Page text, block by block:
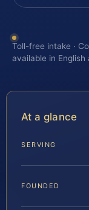
Toll-free intake ·
available in English
At a glance
SERVING
FOUNDED